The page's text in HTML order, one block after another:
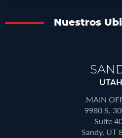
Nuestros
UTAH
MAIN
9980 S.
Suite
Sandy, UT